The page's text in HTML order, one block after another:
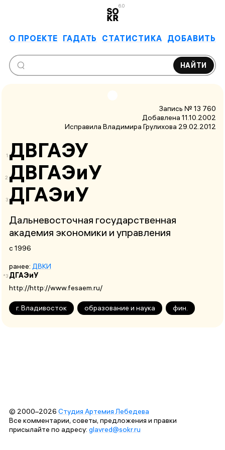
6.0
О ПРОЕКТЕ ГАДАТЬ СТАТИСТИКА ДОБАВИТЬ
НАЙТИ
Запись № 13 760
Добавлена 11.10.2002
Исправила Владимира Грулихова 29.02.2012
ДВГАЭУ
ДВГАЭиУ
ДГАЭиУ
Дальневосточная государственная
академия экономики и управления
с 1996
ранее: ДВКИ
*3 ДГАЭиУ
http://http://www.fesaem.ru/
г. Владивосток образование и наука фин.
© 2000–2026 Студия Артемия Лебедева
Все комментарии, советы, предложения и правки
присылайте по адресу: glavred@sokr.ru